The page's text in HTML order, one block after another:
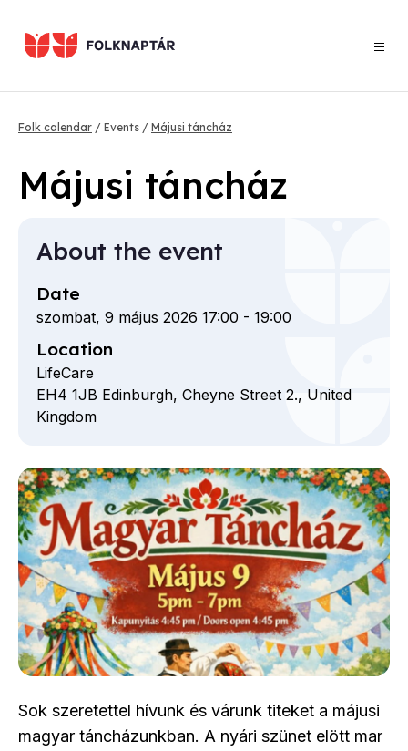
main
content
Breadcrumb
Folk calendar Events Májusi táncház
Májusi táncház
Sok szeretettel hívunk és várunk titeket a májusi
magyar táncházunkban. A nyári szünet elött mar
About the event
Date
szombat, 9 május 2026 17:00 - 19:00
Location
LifeCare
EH4 1JB Edinburgh, Cheyne Street 2., United
Kingdom